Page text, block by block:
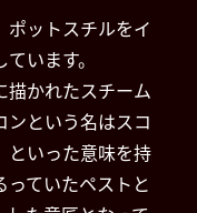
ットスチルをイ
います。
描かれたスチーム
ンという名はスコ
といった意味を持
っていたペストと